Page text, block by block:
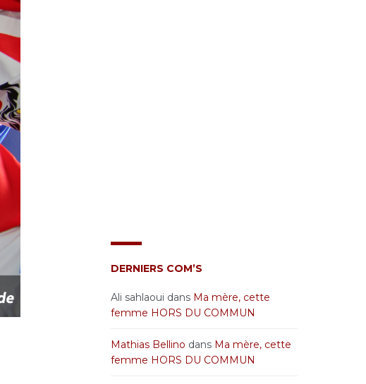
DERNIERS COM’S
Ali sahlaoui dans Ma mère, cette
femme HORS DU COMMUN
Mathias Bellino dans Ma mère, cette
femme HORS DU COMMUN